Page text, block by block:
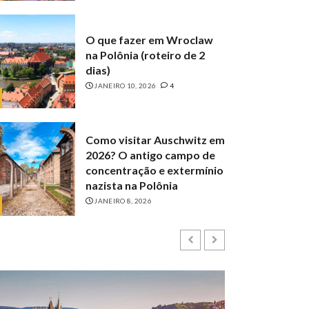
O que fazer em Wroclaw
na Polônia (roteiro de 2
dias)
JANEIRO 10, 2026 4
Como visitar Auschwitz em
2026? O antigo campo de
concentração e extermínio
nazista na Polônia
JANEIRO 8, 2026
O que fazer em Cracóvia
na Polônia: roteiro de 3 ou
10